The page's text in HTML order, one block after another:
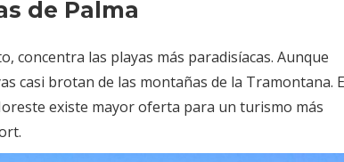
de Palma
concentra las playas más paradisíacas. Aunque
casi brotan de las montañas de la Tramontana.
existe mayor oferta para un turismo más